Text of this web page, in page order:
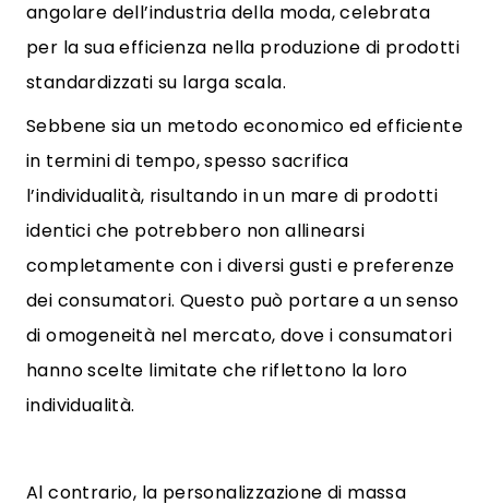
angolare dell’industria della moda, celebrata
per la sua efficienza nella produzione di prodotti
standardizzati su larga scala.
Sebbene sia un metodo economico ed efficiente
in termini di tempo, spesso sacrifica
l’individualità, risultando in un mare di prodotti
identici che potrebbero non allinearsi
completamente con i diversi gusti e preferenze
dei consumatori. Questo può portare a un senso
di omogeneità nel mercato, dove i consumatori
hanno scelte limitate che riflettono la loro
individualità.
Al contrario, la personalizzazione di massa